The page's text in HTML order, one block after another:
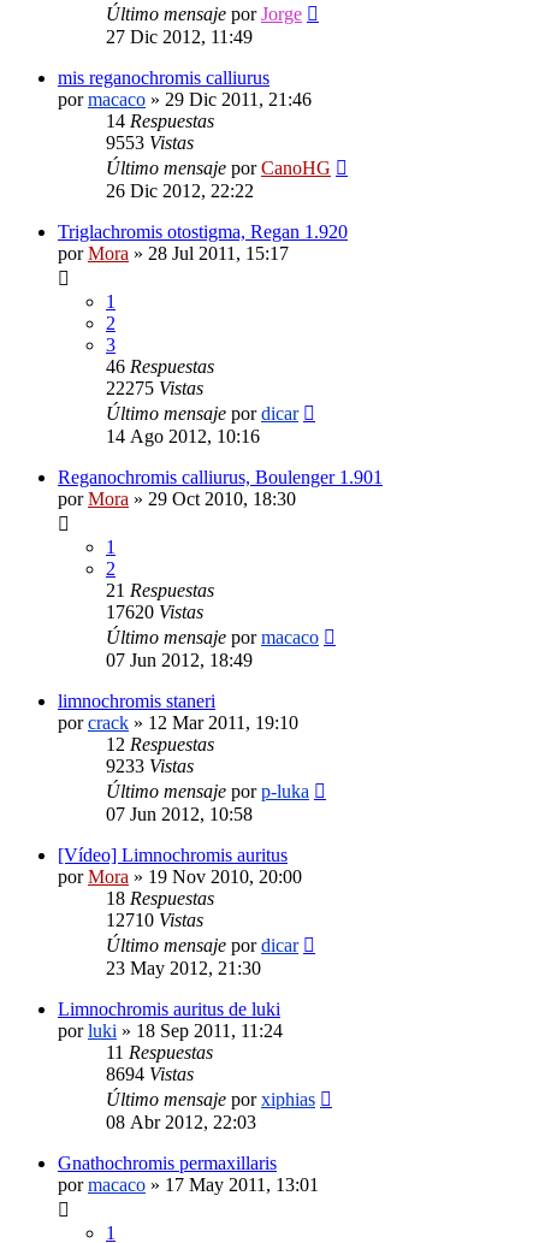
Último mensaje porJorge
27 Dic 2012, 11:49
mis reganochromis calliurus
pormacaco » 29 Dic 2011, 21:46
14 Respuestas
9553 Vistas
Último mensaje porCanoHG
26 Dic 2012, 22:22
Triglachromis otostigma, Regan 1.920
porMora » 28 Jul 2011, 15:17
1
2
3
46 Respuestas
22275 Vistas
Último mensaje pordicar
14 Ago 2012, 10:16
Reganochromis calliurus, Boulenger 1.901
porMora » 29 Oct 2010, 18:30
1
2
21 Respuestas
17620 Vistas
Último mensaje pormacaco
07 Jun 2012, 18:49
limnochromis staneri
porcrack » 12 Mar 2011, 19:10
12 Respuestas
9233 Vistas
Último mensaje porp-luka
07 Jun 2012, 10:58
[Vídeo] Limnochromis auritus
porMora » 19 Nov 2010, 20:00
18 Respuestas
12710 Vistas
Último mensaje pordicar
23 May 2012, 21:30
Limnochromis auritus de luki
porluki » 18 Sep 2011, 11:24
11 Respuestas
8694 Vistas
Último mensaje porxiphias
08 Abr 2012, 22:03
Gnathochromis permaxillaris
pormacaco » 17 May 2011, 13:01
1